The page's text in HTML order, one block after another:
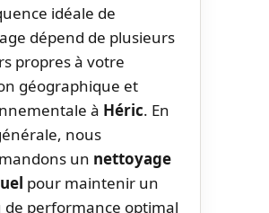
idéale de
dépend de plusieurs
propres à votre
géographique et
à Héric. En
nous
un nettoyage
pour maintenir un
de performance optimal